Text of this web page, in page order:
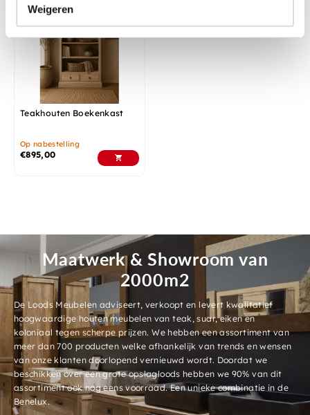
Weigeren
Teakhouten Boekenkast
Op nabestelling
€895,00
Maatwerk & Showroom van
2000m2
De Loods Meubelen adviseert, verkoopt en levert kwalitatief
hoogwaardige houten meubelen van teak, suar, eiken en
koloniaal tegen scherpe prijzen. We hebben een assortiment van
meer dan 700 producten welke afhankelijk van trends en wensen
van onze klanten doorlopend vernieuwd wordt. Doordat we
beschikken over een grote opslagloods hebben we 90% van dit
assortiment ook nog eens voorraad. Een unieke combinatie in de
Benelux.